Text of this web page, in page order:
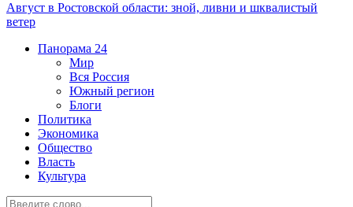
Август в Ростовской области: зной, ливни и шквалистый
ветер
Панорама 24
Мир
Вся Россия
Южный регион
Блоги
Политика
Экономика
Общество
Власть
Культура